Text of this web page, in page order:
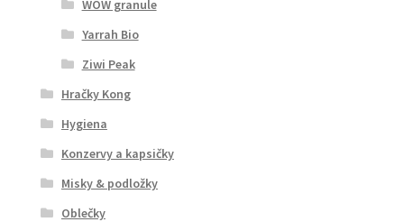
WOW granule
Yarrah Bio
Ziwi Peak
Hračky Kong
Hygiena
Konzervy a kapsičky
Misky & podložky
Oblečky